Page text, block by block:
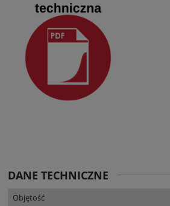
DANE TECHNICZNE
Objętość